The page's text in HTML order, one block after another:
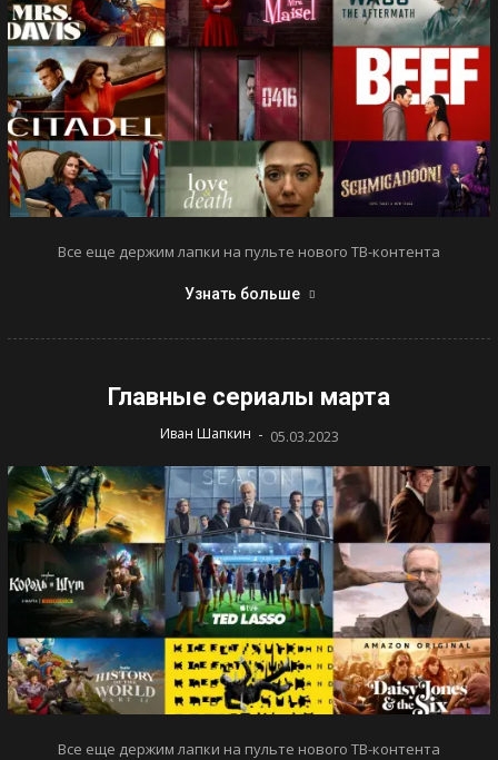
Все еще держим лапки на пульте нового ТВ-контента
Узнать больше
Главные сериалы марта
Иван Шапкин - 05.03.2023
Все еще держим лапки на пульте нового ТВ-контента